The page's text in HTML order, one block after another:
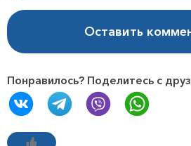
Оставить
Понравилось? Поделитесь с